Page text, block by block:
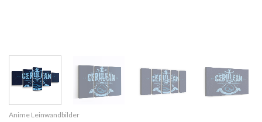
Anime Leinwandbilder